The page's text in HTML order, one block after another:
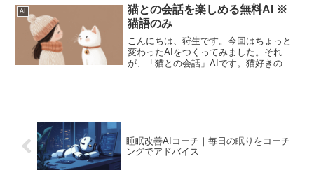
画家フィンセント・ファン・ゴッホと弟
テオの話が展開されていく小説...
AI
猫との会話を楽しめる無料AI ※
猫語のみ
こんにちは、狩生です。今回はちょっと
変わったAIをつくってみました。それ
が、「猫との会話」AIです。猫好きのた
睡眠改善AIコーチ｜毎日の眠りをコーチ
ングでアドバイス